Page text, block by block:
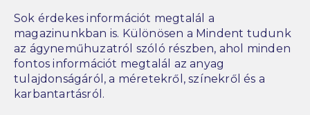
Sok érdekes információt megtalál a
magazinunkban is. Különösen a Mindent tudunk
az ágyneműhuzatról szóló részben, ahol minden
fontos információt megtalál az anyag
tulajdonságáról, a méretekről, színekről és a
karbantartásról.